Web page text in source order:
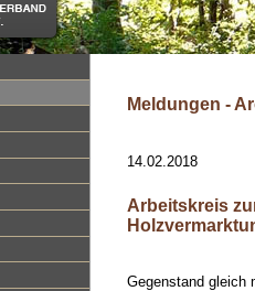
Meldungen -
14.02.2018
Arbeitskreis
Gegenstand gleich